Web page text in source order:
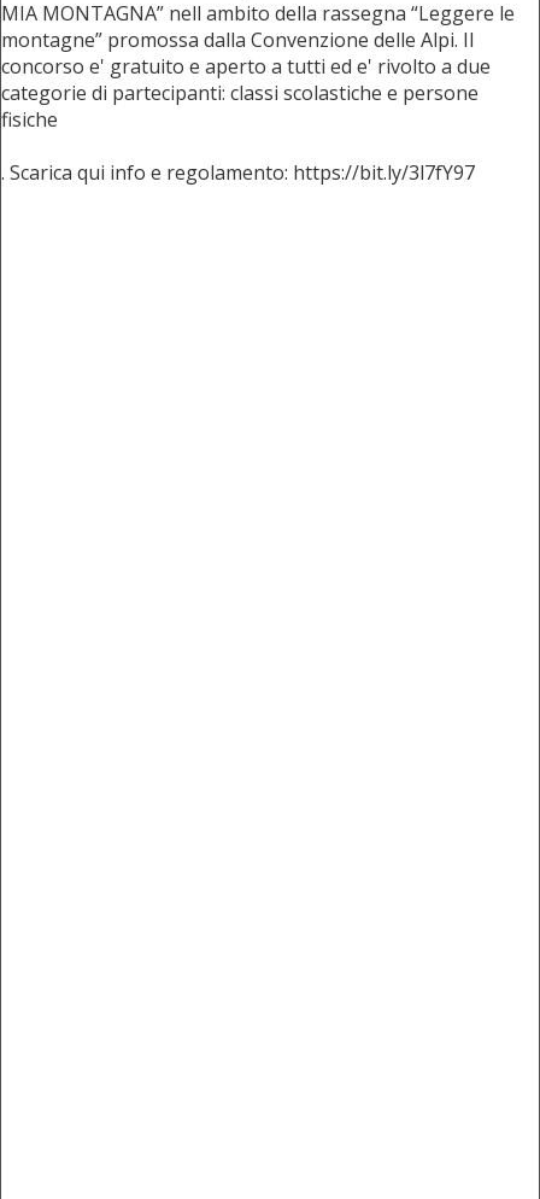
MIA MONTAGNA” nell ambito della rassegna “Leggere le
montagne” promossa dalla Convenzione delle Alpi. Il
concorso e' gratuito e aperto a tutti ed e' rivolto a due
categorie di partecipanti: classi scolastiche e persone
fisiche
. Scarica qui info e regolamento: https://bit.ly/3l7fY97